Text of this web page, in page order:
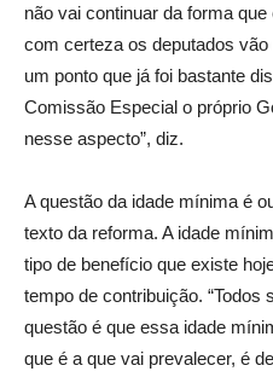
não vai continuar da forma
com certeza os deputados
um ponto que já foi bastante
Comissão Especial o próprio
nesse aspecto”, diz.
A questão da idade mínima é
texto da reforma. A idade
tipo de benefício que existe
tempo de contribuição. “Todos
questão é que essa idade
que é a que vai prevalecer, é